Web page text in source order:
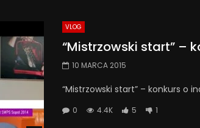
VLOG
“Mistrzowski start” –
10 MARCA 2015
“Mistrzowski start” – konkurs o
0 4.4K 5 1